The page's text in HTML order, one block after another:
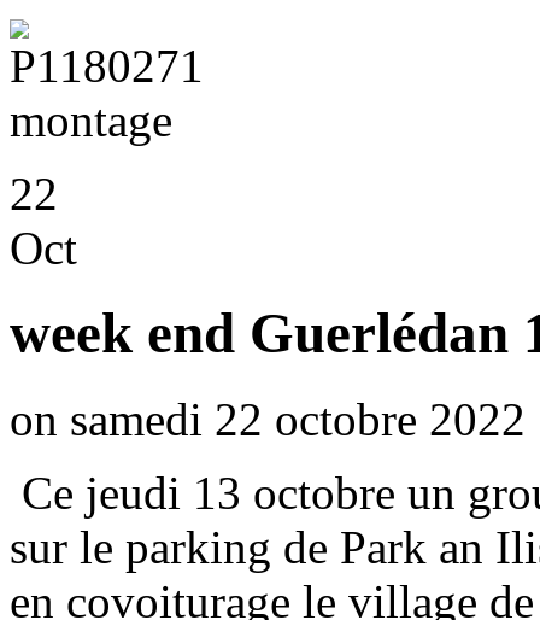
22
Oct
week end Guerlédan
on samedi 22 octobre
Ce jeudi 13 octobre un
sur le parking de Park an
en covoiturage le village